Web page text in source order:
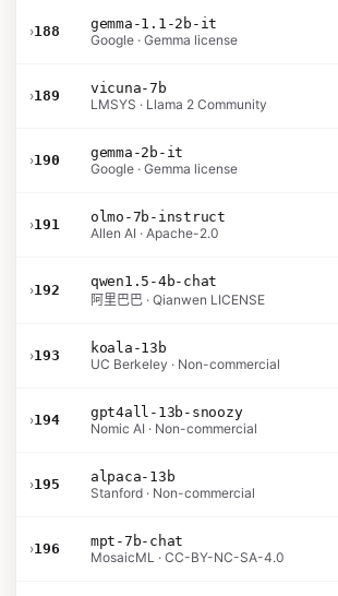
›188
gemma-1.1-2b-it
Google · Gemma license
›189
vicuna-7b
LMSYS · Llama 2 Community
›190
gemma-2b-it
Google · Gemma license
›191
olmo-7b-instruct
Allen AI · Apache-2.0
›192
qwen1.5-4b-chat
阿里巴巴 · Qianwen LICENSE
›193
koala-13b
UC Berkeley · Non-commercial
›194
gpt4all-13b-snoozy
Nomic AI · Non-commercial
›195
alpaca-13b
Stanford · Non-commercial
›196
mpt-7b-chat
MosaicML · CC-BY-NC-SA-4.0